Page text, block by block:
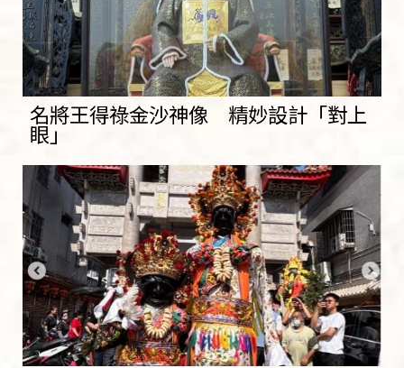
名將王得祿金沙神像 精妙設計「對上
眼」